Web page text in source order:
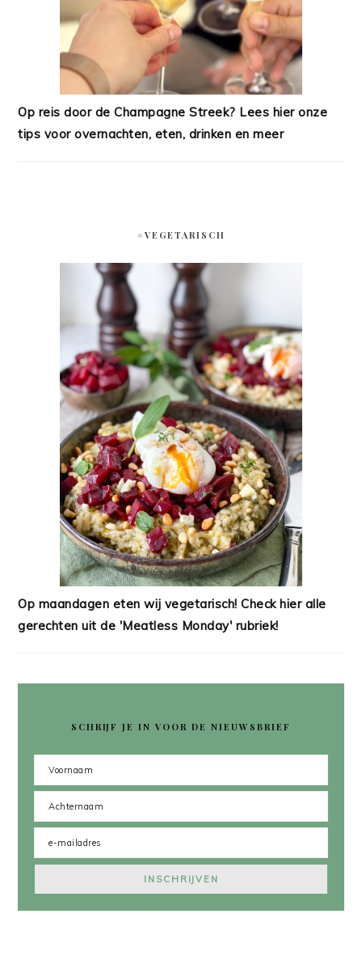
Op reis door de Champagne Streek? Lees hier onze
tips voor overnachten, eten, drinken en meer
#VEGETARISCH
Op maandagen eten wij vegetarisch! Check hier alle
gerechten uit de 'Meatless Monday' rubriek!
SCHRIJF JE IN VOOR DE NIEUWSBRIEF